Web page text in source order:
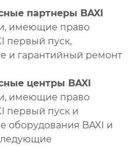
партнеры BAXI
имеющие право
первый пуск,
и гарантийный ремонт
центры BAXI
имеющие право
первый пуск и
оборудования BAXI и